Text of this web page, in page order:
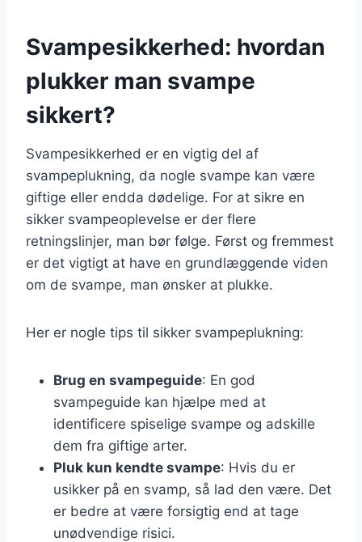
Svampesikkerhed: hvordan
plukker man svampe
sikkert?
Svampesikkerhed er en vigtig del af
svampeplukning, da nogle svampe kan være
giftige eller endda dødelige. For at sikre en
sikker svampeoplevelse er der flere
retningslinjer, man bør følge. Først og fremmest
er det vigtigt at have en grundlæggende viden
om de svampe, man ønsker at plukke.
Her er nogle tips til sikker svampeplukning:
Brug en svampeguide: En god
svampeguide kan hjælpe med at
identificere spiselige svampe og adskille
dem fra giftige arter.
Pluk kun kendte svampe: Hvis du er
usikker på en svamp, så lad den være. Det
er bedre at være forsigtig end at tage
unødvendige risici.